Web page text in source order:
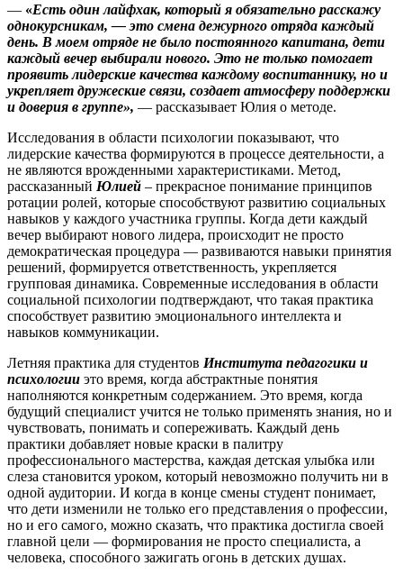
— «Есть один лайфхак, который я обязательно расскажу
однокурсникам, — это смена дежурного отряда каждый
день. В моем отряде не было постоянного капитана, дети
каждый вечер выбирали нового. Это не только помогает
проявить лидерские качества каждому воспитаннику, но и
укрепляет дружеские связи, создает атмосферу поддержки
и доверия в группе», — рассказывает Юлия о методе.
Исследования в области психологии показывают, что
лидерские качества формируются в процессе деятельности, а
не являются врожденными характеристиками. Метод,
рассказанный Юлией – прекрасное понимание принципов
ротации ролей, которые способствуют развитию социальных
навыков у каждого участника группы. Когда дети каждый
вечер выбирают нового лидера, происходит не просто
демократическая процедура — развиваются навыки принятия
решений, формируется ответственность, укрепляется
групповая динамика. Современные исследования в области
социальной психологии подтверждают, что такая практика
способствует развитию эмоционального интеллекта и
навыков коммуникации.
Летняя практика для студентов Института педагогики и
психологии это время, когда абстрактные понятия
наполняются конкретным содержанием. Это время, когда
будущий специалист учится не только применять знания, но и
чувствовать, понимать и сопереживать. Каждый день
практики добавляет новые краски в палитру
профессионального мастерства, каждая детская улыбка или
слеза становится уроком, который невозможно получить ни в
одной аудитории. И когда в конце смены студент понимает,
что дети изменили не только его представления о профессии,
но и его самого, можно сказать, что практика достигла своей
главной цели — формирования не просто специалиста, а
человека, способного зажигать огонь в детских душах.